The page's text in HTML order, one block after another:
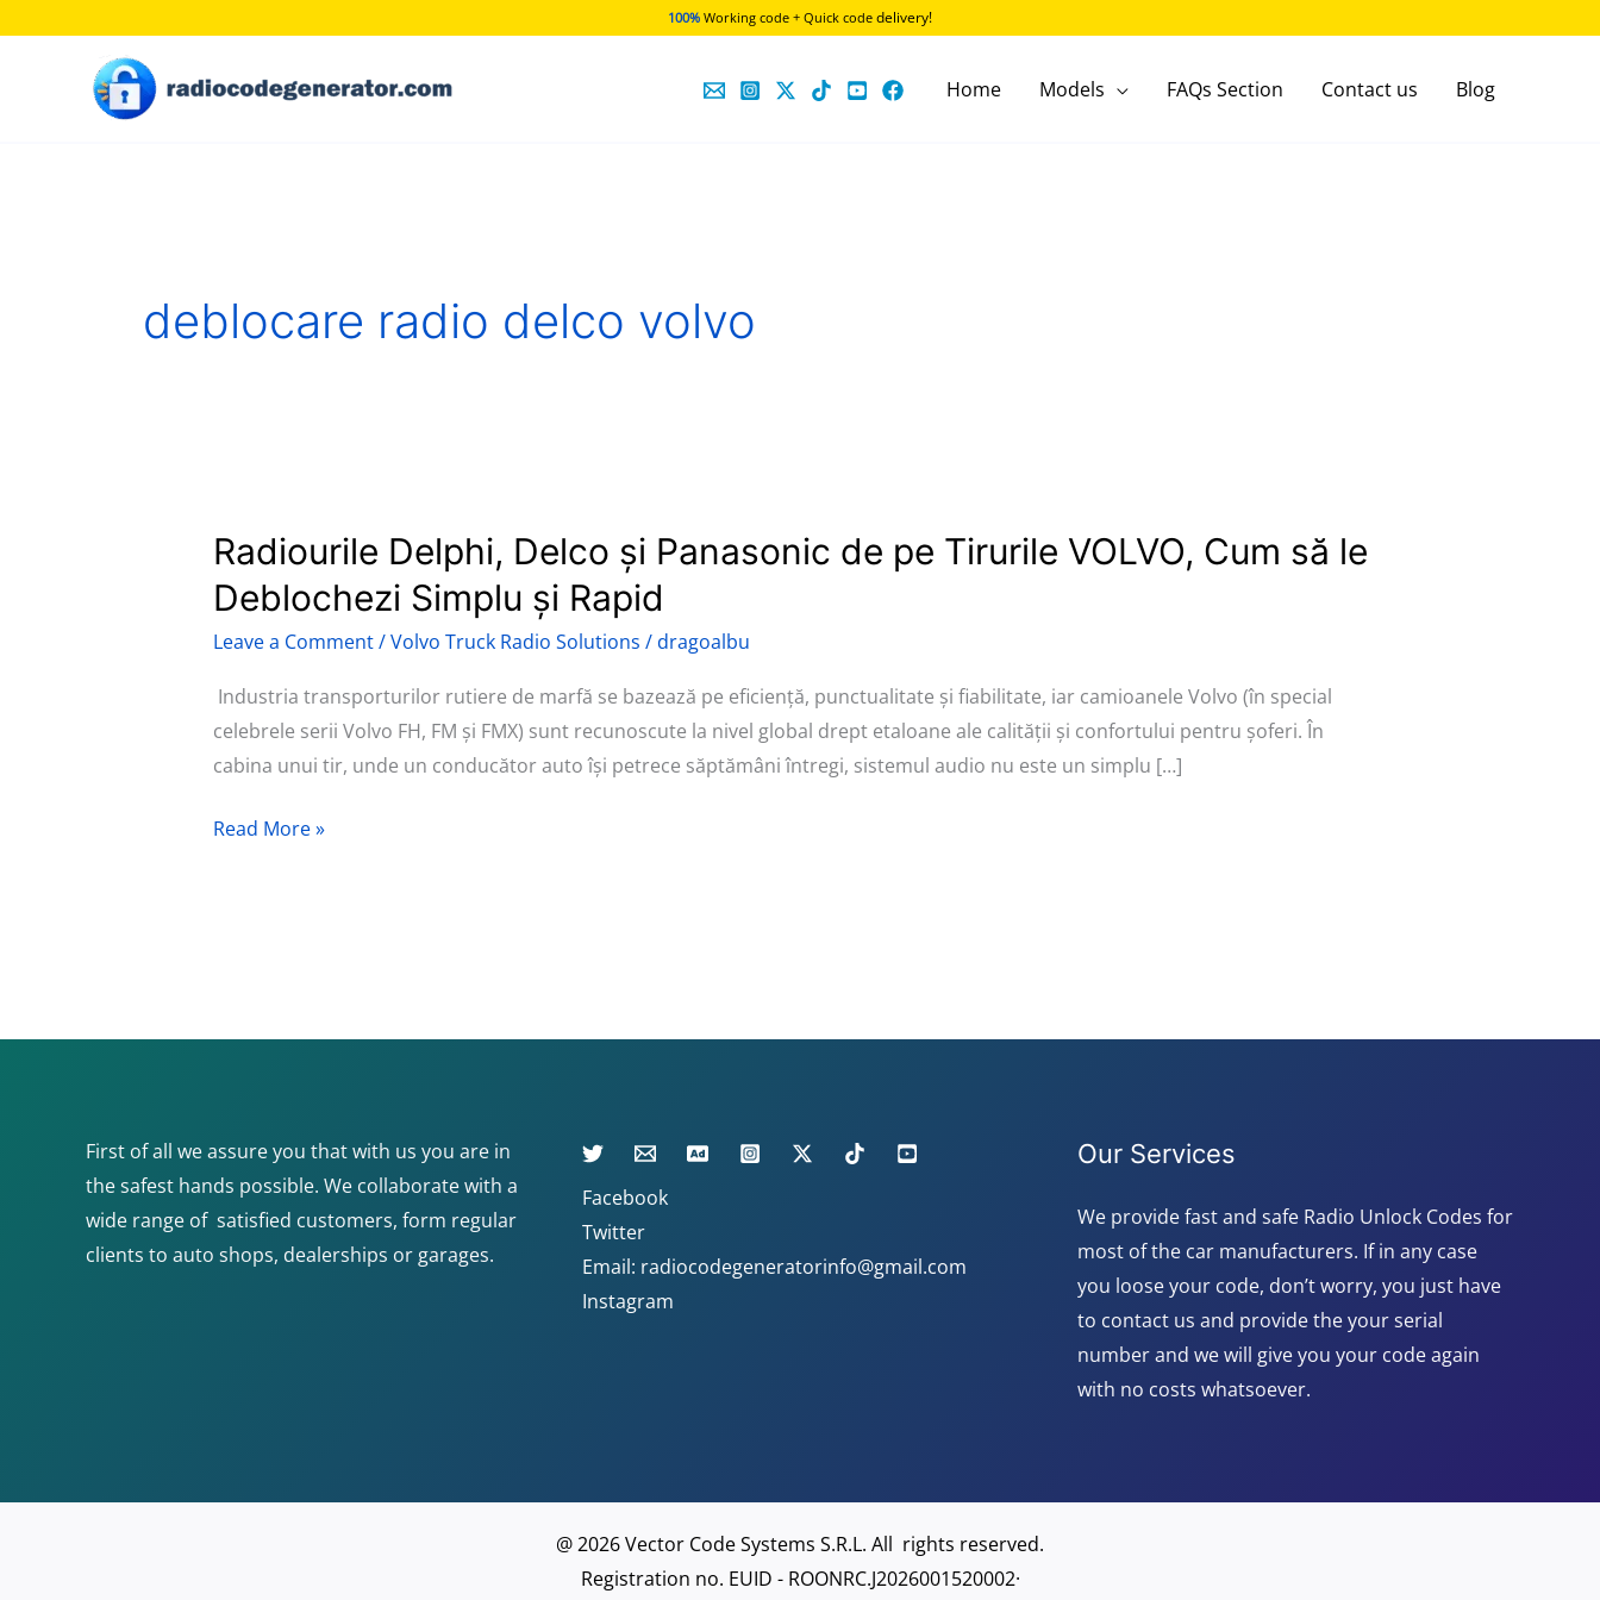
100% Working code + Quick code delivery!
Home Models FAQs Section Contact us Blog
deblocare radio delco volvo
Radiourile Delphi, Delco și Panasonic de pe Tirurile VOLVO, Cum să le
Deblochezi Simplu și Rapid
Leave a Comment/Volvo Truck Radio Solutions /dragoalbu
Industria transporturilor rutiere de marfă se bazează pe eficiență, punctualitate și fiabilitate, iar camioanele Volvo (în special
celebrele serii Volvo FH, FM și FMX) sunt recunoscute la nivel global drept etaloane ale calității și confortului pentru șoferi. În
cabina unui tir, unde un conducător auto își petrece săptămâni întregi, sistemul audio nu este un simplu […]
Radiourile
Delphi,
Delco
și
Panasonic
VOLVO,
Read More »
First of all we assure you that with us you are in
the safest hands possible. We collaborate with a
wide range of satisfied customers, form regular
clients to auto shops, dealerships or garages.
Facebook
Twitter
Email: radiocodegeneratorinfo@gmail.com
Instagram
Our Services
We provide fast and safe Radio Unlock Codes for
most of the car manufacturers. If in any case
you loose your code, don’t worry, you just have
to contact us and provide the your serial
number and we will give you your code again
with no costs whatsoever.
@ 2026 Vector Code Systems S.R.L. All rights reserved.
Registration no. EUID - ROONRC.J2026001520002·